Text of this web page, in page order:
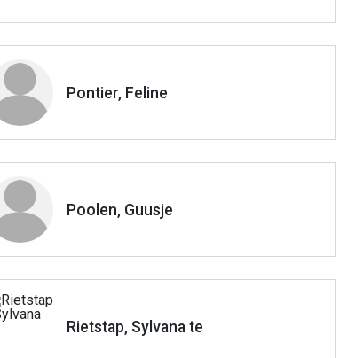
Pontier, Feline
Poolen, Guusje
Rietstap, Sylvana te